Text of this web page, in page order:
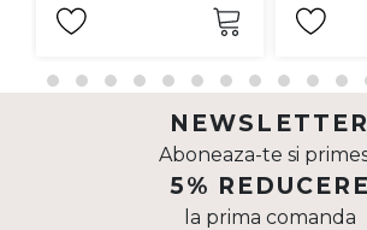
NEWSLETTER
Aboneaza-te si
5% REDUCERE
la prima comanda